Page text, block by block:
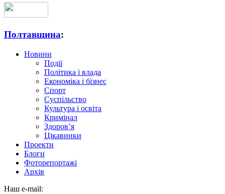
Полтавщина:
Новини
Події
Політика і влада
Економіка і бізнес
Спорт
Суспільство
Культура і освіта
Кримінал
Здоров’я
Цікавинки
Проекти
Блоги
Фоторепортажі
Архів
Наш e-mail: